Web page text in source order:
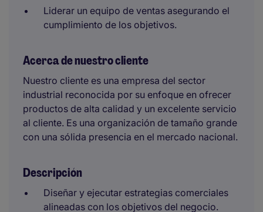
Liderar un equipo de ventas asegurando el
cumplimiento de los objetivos.
Acerca de nuestro cliente
Nuestro cliente es una empresa del sector
industrial reconocida por su enfoque en ofrecer
productos de alta calidad y un excelente servicio
al cliente. Es una organización de tamaño grande
con una sólida presencia en el mercado nacional.
Descripción
Diseñar y ejecutar estrategias comerciales
alineadas con los objetivos del negocio.